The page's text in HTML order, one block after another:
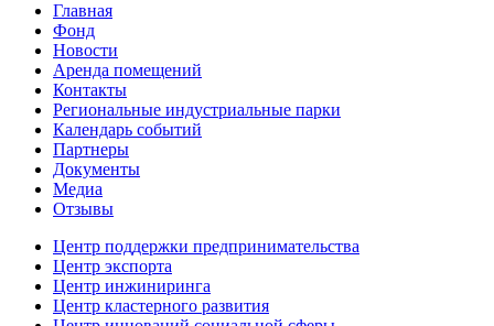
Главная
Фонд
Новости
Аренда помещений
Контакты
Региональные индустриальные парки
Календарь событий
Партнеры
Документы
Медиа
Отзывы
Центр поддержки предпринимательства
Центр экспорта
Центр инжиниринга
Центр кластерного развития